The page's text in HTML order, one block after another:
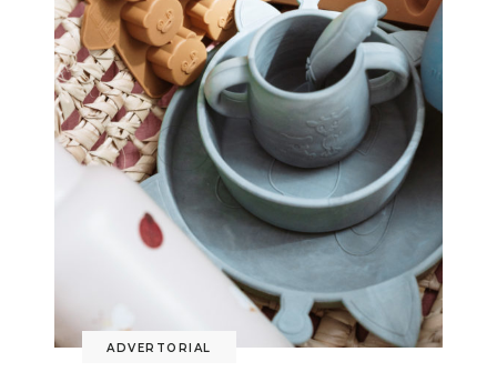
ADVERTORIAL